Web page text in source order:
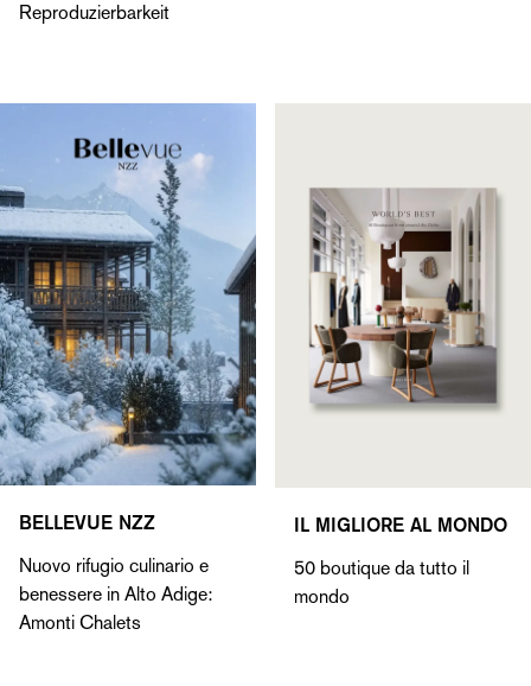
Reproduzierbarkeit
BELLEVUE NZZ
Nuovo rifugio culinario e
benessere in Alto Adige:
Amonti Chalets
IL MIGLIORE AL MONDO
50 boutique da tutto il
mondo